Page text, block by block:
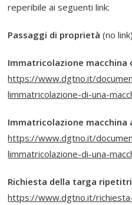
reperibile ai seguenti link:
Passaggi di proprietà (no link)
Immatricolazione macchina
https://www.dgtno.it/
limmatricolazione-di-una-
Immatricolazione macchina
https://www.dgtno.it/
limmatricolazione-di-una-
Richiesta della targa
https://www.dgtno.it/